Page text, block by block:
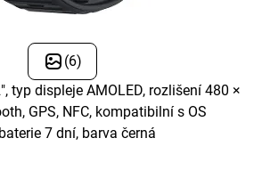
(6)
typ displeje AMOLED, rozlišení 480 ×
GPS, NFC, kompatibilní s OS
7 dní, barva černá